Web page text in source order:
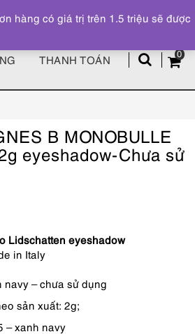
0
THANH TOÁN
B MONOBULLE
eyeshadow-Chưa sử
Lidschatten eyeshadow
in Italy
navy – chưa sử dụng
sản xuất: 2g;
– xanh navy
hàng có giá trị trên 1.5 triệu sẽ được